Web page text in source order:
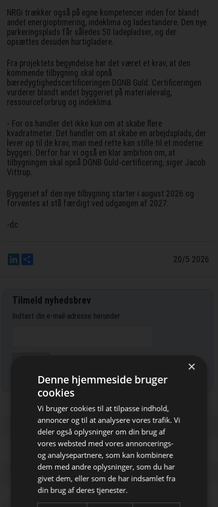
Bliv opdateret hver dag
Få de vigtigste nyheder om
byggebranchen
NRGi trækker også på egne kompetencer inden for blandt
andet energioptimering, indeklima og ladestandere. Den nye
parkeringsplads får således 50 ladepladser, og der
opsættes desuden hurtigladere.
Fra projektets begyndelse har det været et krav, at den
kommende tilbygning skal opnå
bæredygtighedscertificeringen DGNB Guld. Certificeringen
vurderer blandt andet byggeriet på materialevalg,
ressourceforbrug og indeklima.
- For os handler det ikke kun om at skabe flere
kvadratmeter. Det handler om at skabe en arbejdsplads, der
lever op til de krav, man med rette kan stille til et moderne
byggeri. Derfor har vi også en klar ambition om, at
tilbygningen skal opnå DGNB Guld-certificering, siger Jacob
Vittrup.
Byggeriet af den nye tilbygning starter i august 2026 og
forventes at stå færdigt ved udgangen af 2027.
-dc
LinkedIn 20/5 2026
Tilmeld nyhedsbrev
Indtast din e-mail-adresse herunder.
Læs mere om udsendelsestidspunkter og afmelding her
×
Denne hjemmeside bruger
cookies
Vi bruger cookies til at tilpasse indhold,
annoncer og til at analysere vores trafik. Vi
deler også oplysninger om din brug af
vores websted med vores annoncerings-
og analysepartnere, som kan kombinere
dem med andre oplysninger, som du har
givet dem, eller som de har indsamlet fra
din brug af deres tjenester.